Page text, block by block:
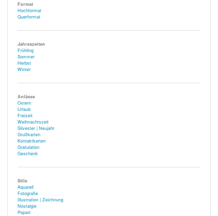
Format
Hochformat
Querformat
Jahreszeiten
Frühling
Sommer
Herbst
Winter
Anlässe
Ostern
Urlaub
Freizeit
Weihnachtszeit
Silvester | Neujahr
Grußkarten
Kontaktkarten
Gratulation
Geschenk
Stile
Aquarell
Fotografie
Illustration | Zeichnung
Nostalgie
Popart